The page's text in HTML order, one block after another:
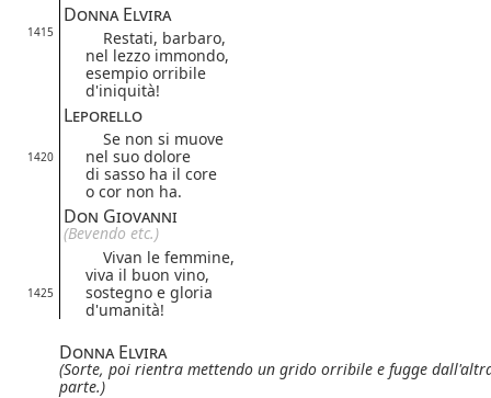
Donna Elvira
1415
Restati, barbaro,
nel lezzo immondo,
esempio orribile
d'iniquità!
Leporello
Se non si muove
1420
nel suo dolore
di sasso ha il core
o cor non ha.
Don Giovanni
(Bevendo etc.)
Vivan le femmine,
viva il buon vino,
1425
sostegno e gloria
d'umanità!
Donna Elvira
(Sorte, poi rientra mettendo un grido orribile e fugge
parte.)